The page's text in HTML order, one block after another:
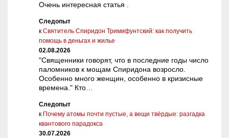
Очень интересная статья .
Следопыт
к Святитель Спиридон Тримифунтский: как получить
помощь в деньгах и жилье
02.08.2026
"Священники говорят, что в последние годы число
паломников к мощам Спиридона возросло.
Особенно много женщин, особенно в кризисные
времена." Кто…
Следопыт
к Почему атомы почти пустые, а вещи твёрдые: разгадка
квантового парадокса
30.07.2026